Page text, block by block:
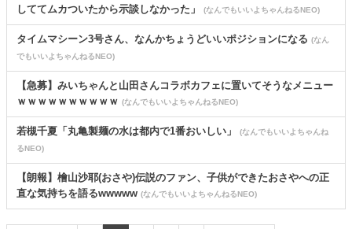
しててムカついたから示談しなかった」
(なんでもいいよちゃんねるNEO)
タイムマシーン3号さん、なんかちょうどいいポジションになる (なん
でもいいよちゃんねるNEO)
【急募】みいちゃんと山田さんコラボカフェに置いてそうなメニュー
ｗｗｗｗｗｗｗｗｗｗ (なんでもいいよちゃんねるNEO)
若槻千夏「丸亀製麺の水は都内で1番おいしい」
(なんでもいいよちゃんね
るNEO)
【朗報】檜山沙耶(おさや)伝説のファン、子供ができたおさやへの正
直な気持ちを語るwwwww (なんでもいいよちゃんねるNEO)